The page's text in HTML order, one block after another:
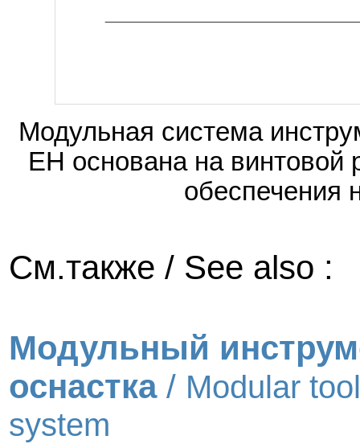
Модульная система
EH основана на
обеспечения
См.также / See also :
Модульный
оснастка/ Modular
system